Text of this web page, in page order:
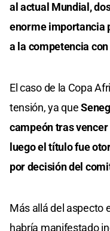
al actual Mundial,
enorme importancia
a la competencia
El caso de la Copa
tensión, ya que
campeón tras
luego el título fue
por decisión del
Más allá del aspecto
habría manifestado